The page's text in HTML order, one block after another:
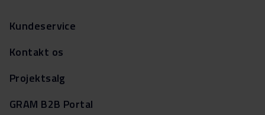
Kundeservice
Kontakt os
Projektsalg
GRAM B2B Portal